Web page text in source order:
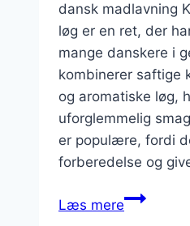
dansk madlavning
løg er en ret, der
mange danskere i
kombinerer saftige
og aromatiske løg,
uforglemmelig
er populære, fordi
forberedelse og
Læs mereKyllingelår